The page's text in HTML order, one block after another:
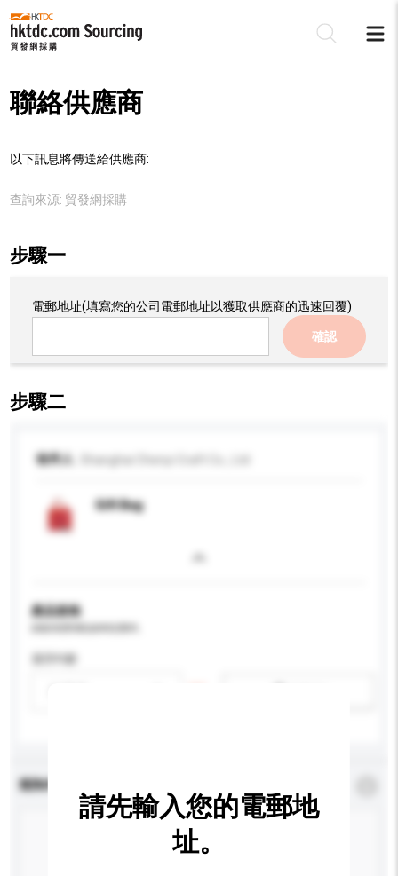
聯絡供應商
以下訊息將傳送給供應商:
查詢來源: 貿發網採購
步驟一
電郵地址(填寫您的公司電郵地址以獲取供應商的迅速回覆)
確認
步驟二
收件人
Gift Bag
產品規格
適用年齡
查詢內容
請先輸入您的電郵地
址。